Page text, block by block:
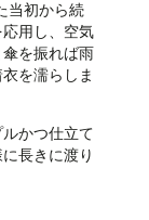
当初から続
用し、空気
を振れば雨
を濡らしま
かつ仕立て
長きに渡り